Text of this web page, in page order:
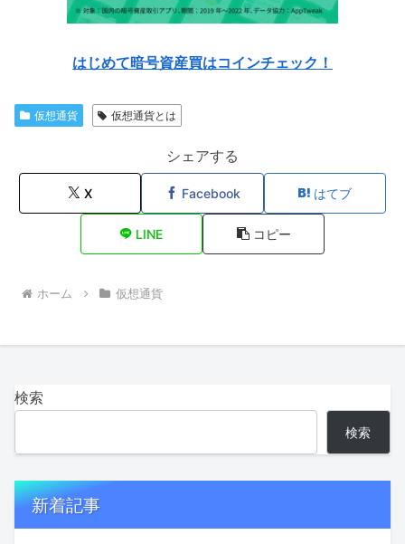
はじめて暗号資産買はコインチェック！
仮想通貨 仮想通貨とは
シェアする
X Facebook はてブ
LINE コピー
ホーム 仮想通貨
検索
検索
新着記事